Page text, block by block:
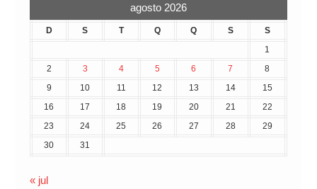
agosto 2026
D S T Q Q S
S
1
2
3 4 5 6 7
8
9
10 11 12 13 14
15
16
17 18 19 20 21
22
23
24 25 26 27 28
29
30
31
« jul